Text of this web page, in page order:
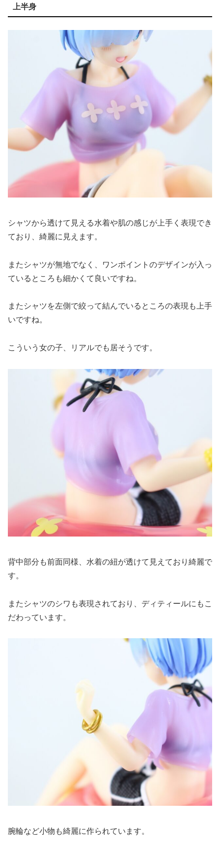
上半身
シャツから透けて見える水着や肌の感じが上手く表現でき
ており、綺麗に見えます。
またシャツが無地でなく、ワンポイントのデザインが入っ
ているところも細かくて良いですね。
またシャツを左側で絞って結んでいるところの表現も上手
いですね。
こういう女の子、リアルでも居そうです。
背中部分も前面同様、水着の紐が透けて見えており綺麗で
す。
またシャツのシワも表現されており、ディティールにもこ
だわっています。
腕輪など小物も綺麗に作られています。